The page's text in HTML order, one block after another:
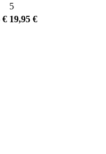
5
€ 19,95 €